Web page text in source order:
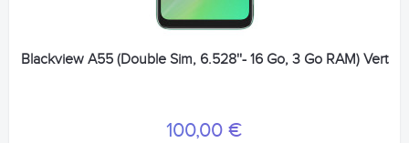
Blackview A55 (Double Sim, 6.528''- 16 Go, 3 Go RAM) Vert
100,00 €